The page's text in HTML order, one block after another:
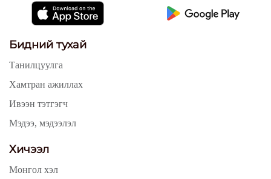
Бидний тухай
Танилцуулга
Хамтран ажиллах
Ивээн тэтгэгч
Мэдээ, мэдээлэл
Хичээл
Монгол хэл